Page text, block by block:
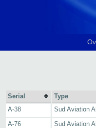
Serial Type
A-38
Sud Aviation
A-76
Sud Aviation